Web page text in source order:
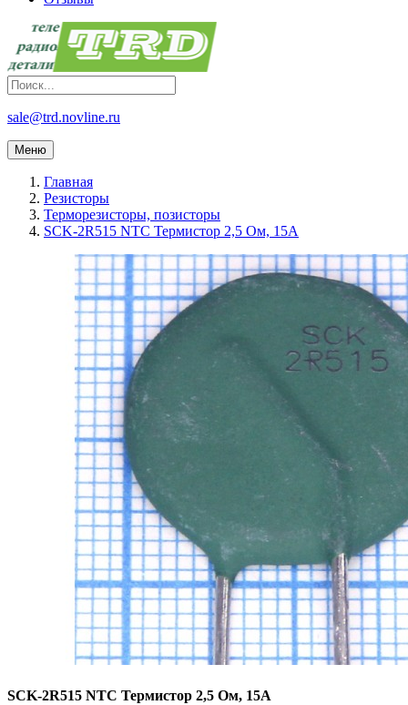
sale@trd.novline.ru
Меню
Главная
Резисторы
Терморезисторы, позисторы
SCK-2R515 NTC Термистор 2,5 Ом, 15А
SCK-2R515 NTC Термистор 2,5 Ом, 15А